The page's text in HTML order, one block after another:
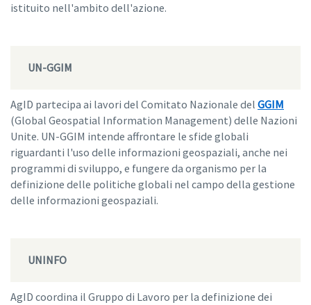
istituito nell'ambito dell'azione.
UN-GGIM
AgID partecipa ai lavori del Comitato Nazionale del GGIM
(Global Geospatial Information Management) delle Nazioni
Unite. UN-GGIM intende affrontare le sfide globali
riguardanti l'uso delle informazioni geospaziali, anche nei
programmi di sviluppo, e fungere da organismo per la
definizione delle politiche globali nel campo della gestione
delle informazioni geospaziali.
UNINFO
AgID coordina il Gruppo di Lavoro per la definizione dei